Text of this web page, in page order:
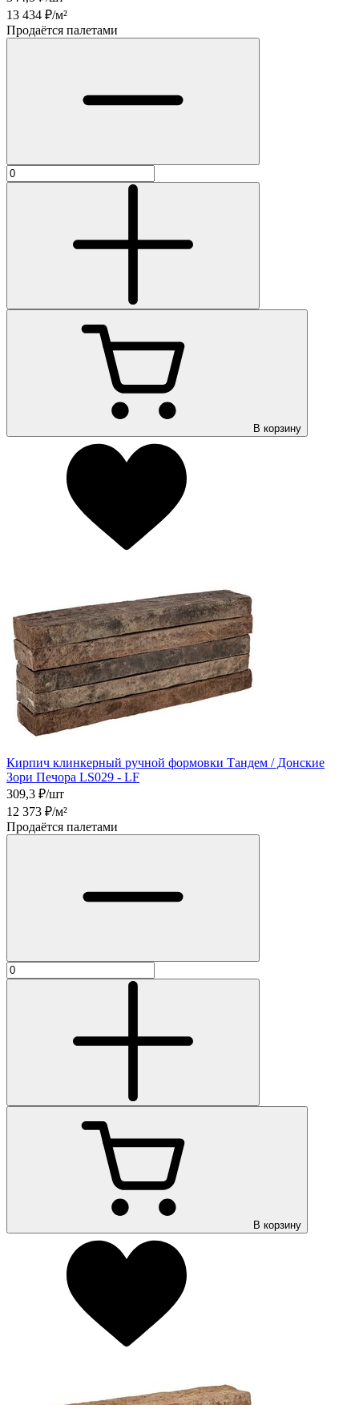
13 434 ₽/м²
Продаётся палетами
В корзину
Кирпич клинкерный ручной формовки Тандем / Донские
Зори Печора LS029 - LF
309,3 ₽/шт
12 373 ₽/м²
Продаётся палетами
В корзину